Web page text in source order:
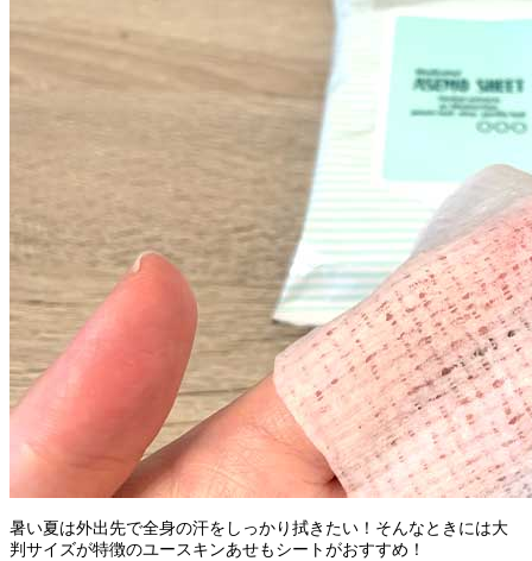
暑い夏は外出先で全身の汗をしっかり拭きたい！そんなときには大
判サイズが特徴のユースキンあせもシートがおすすめ！